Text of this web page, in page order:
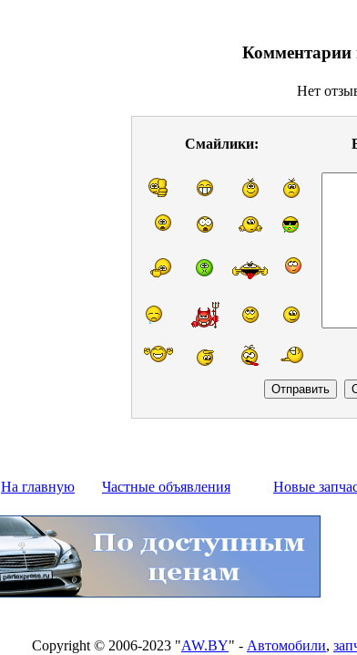
Комментарии
Нет
Смайлики:
На главную Частные объявления Новые
Copyright © 2006-2023 "AW.BY" - Автомобили,